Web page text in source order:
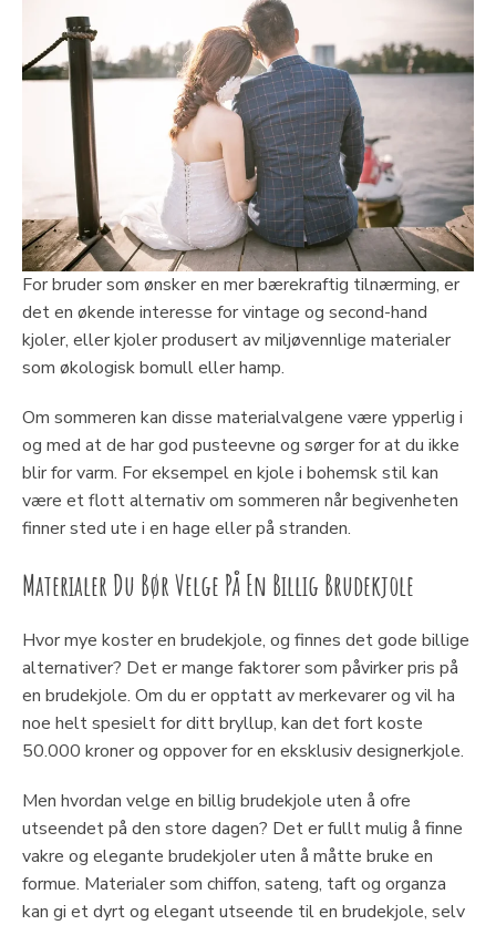
For bruder som ønsker en mer bærekraftig tilnærming, er
det en økende interesse for vintage og second-hand
kjoler, eller kjoler produsert av miljøvennlige materialer
som økologisk bomull eller hamp.
Om sommeren kan disse materialvalgene være ypperlig i
og med at de har god pusteevne og sørger for at du ikke
blir for varm. For eksempel en kjole i bohemsk stil kan
være et flott alternativ om sommeren når begivenheten
finner sted ute i en hage eller på stranden.
Materialer Du Bør Velge På En Billig Brudekjole
Hvor mye koster en brudekjole, og finnes det gode billige
alternativer? Det er mange faktorer som påvirker pris på
en brudekjole. Om du er opptatt av merkevarer og vil ha
noe helt spesielt for ditt bryllup, kan det fort koste
50.000 kroner og oppover for en eksklusiv designerkjole.
Men hvordan velge en billig brudekjole uten å ofre
utseendet på den store dagen? Det er fullt mulig å finne
vakre og elegante brudekjoler uten å måtte bruke en
formue. Materialer som chiffon, sateng, taft og organza
kan gi et dyrt og elegant utseende til en brudekjole, selv